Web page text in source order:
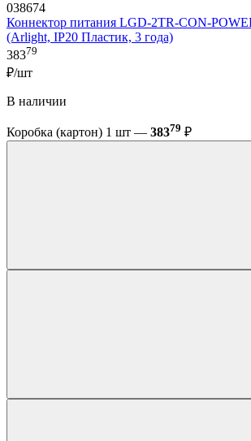
038674
Коннектор питания LGD-2TR-CON-
(Arlight, IP20 Пластик, 3 года)
38379
₽/шт
В наличии
Коробка (картон) 1 шт — 38379 ₽